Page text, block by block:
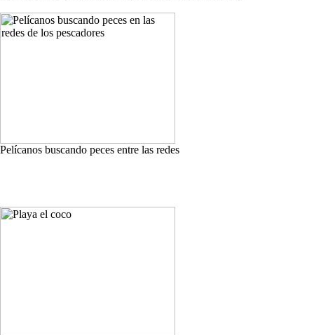
Pelícanos buscando peces entre las redes